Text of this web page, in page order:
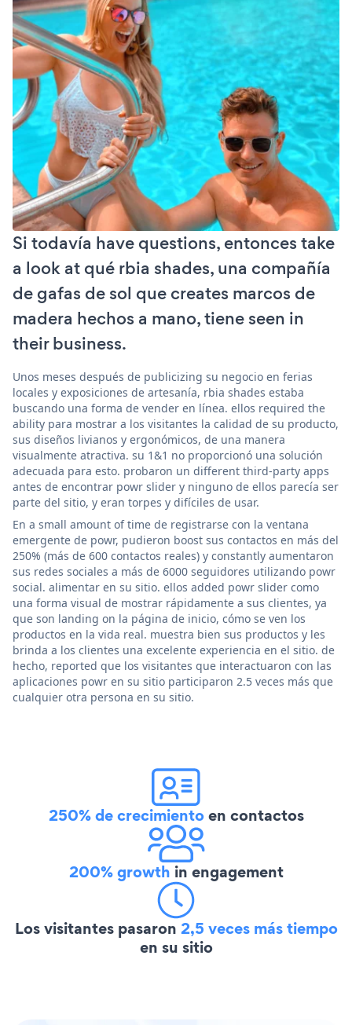
Si todavía have questions, entonces take
a look at qué rbia shades, una compañía
de gafas de sol que creates marcos de
madera hechos a mano, tiene seen in
their business.
Unos meses después de publicizing su negocio en ferias
locales y exposiciones de artesanía, rbia shades estaba
buscando una forma de vender en línea. ellos required the
ability para mostrar a los visitantes la calidad de su producto,
sus diseños livianos y ergonómicos, de una manera
visualmente atractiva. su 1&1 no proporcionó una solución
adecuada para esto. probaron un different third-party apps
antes de encontrar powr slider y ninguno de ellos parecía ser
parte del sitio, y eran torpes y difíciles de usar.
En a small amount of time de registrarse con la ventana
emergente de powr, pudieron boost sus contactos en más del
250% (más de 600 contactos reales) y constantly aumentaron
sus redes sociales a más de 6000 seguidores utilizando powr
social. alimentar en su sitio. ellos added powr slider como
una forma visual de mostrar rápidamente a sus clientes, ya
que son landing on la página de inicio, cómo se ven los
productos en la vida real. muestra bien sus productos y les
brinda a los clientes una excelente experiencia en el sitio. de
hecho, reported que los visitantes que interactuaron con las
aplicaciones powr en su sitio participaron 2.5 veces más que
cualquier otra persona en su sitio.
250% de crecimientoen contactos
200% growth in engagement
Los visitantes pasaron 2,5 veces más tiempo
en su sitio